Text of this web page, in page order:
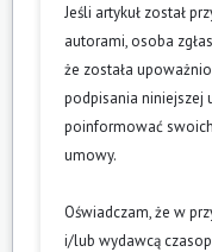
Jeśli artykuł został
autorami, osoba
że została
podpisania niniejszej
poinformować
umowy.
Oświadczam, że w
i/lub wydawcą